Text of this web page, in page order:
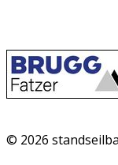
© 2026